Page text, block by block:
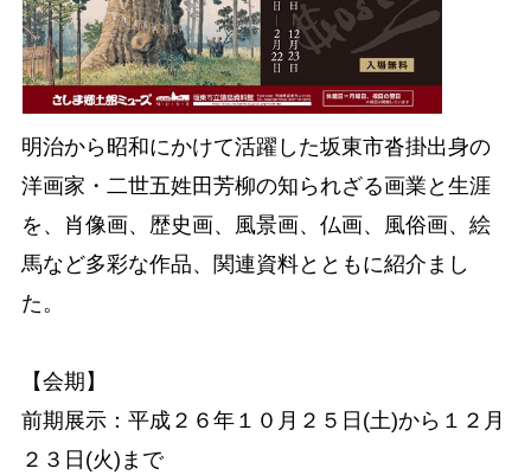
明治から昭和にかけて活躍した坂東市沓掛出身の
洋画家・二世五姓田芳柳の知られざる画業と生涯
を、肖像画、歴史画、風景画、仏画、風俗画、絵
馬など多彩な作品、関連資料とともに紹介まし
た。
【会期】
前期展示：平成２６年１０月２５日(土)から１２月
２３日(火)まで